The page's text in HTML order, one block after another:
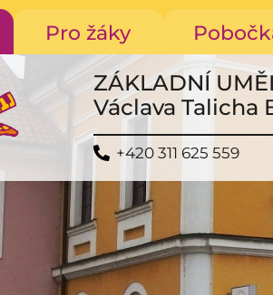
Pro žáky
ZÁKLADNÍ
Václava Talicha
+420 311 625 559